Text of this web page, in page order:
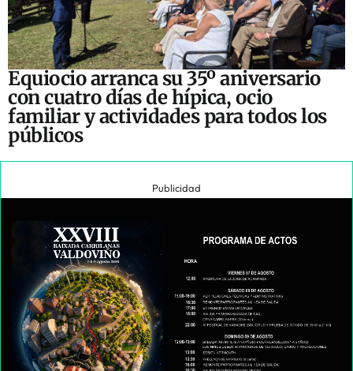
Equiocio arranca su 35º aniversario
con cuatro días de hípica, ocio
familiar y actividades para todos los
públicos
Publicidad